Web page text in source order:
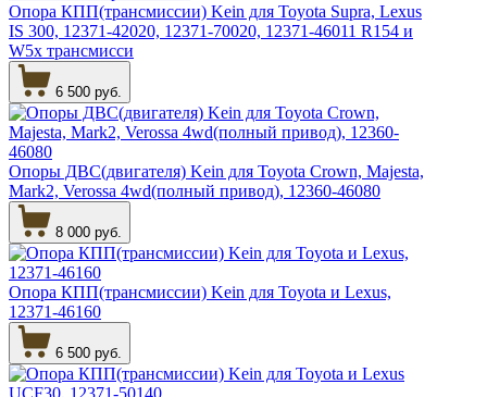
Опора КПП(трансмиссии) Kein для Toyota Supra, Lexus
IS 300, 12371-42020, 12371-70020, 12371-46011 R154 и
W5x трансмисси
6 500 руб.
Опоры ДВС(двигателя) Kein для Toyota Crown, Majesta,
Mark2, Verossa 4wd(полный привод), 12360-46080
8 000 руб.
Опора КПП(трансмиссии) Kein для Toyota и Lexus,
12371-46160
6 500 руб.